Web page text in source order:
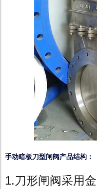
手动暗板刀型闸阀产品结构：
1.刀形闸阀采用